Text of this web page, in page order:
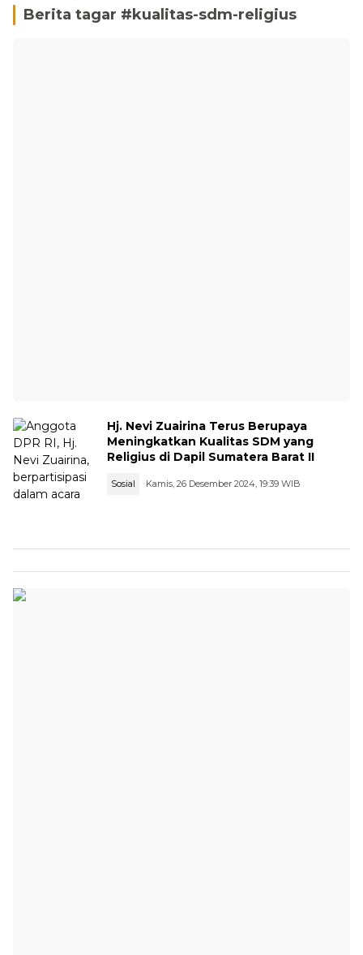
Berita tagar #kualitas-sdm-religius
Hj. Nevi Zuairina Terus Berupaya
Meningkatkan Kualitas SDM yang
Religius di Dapil Sumatera Barat II
Sosial Kamis, 26 Desember 2024, 19:39 WIB